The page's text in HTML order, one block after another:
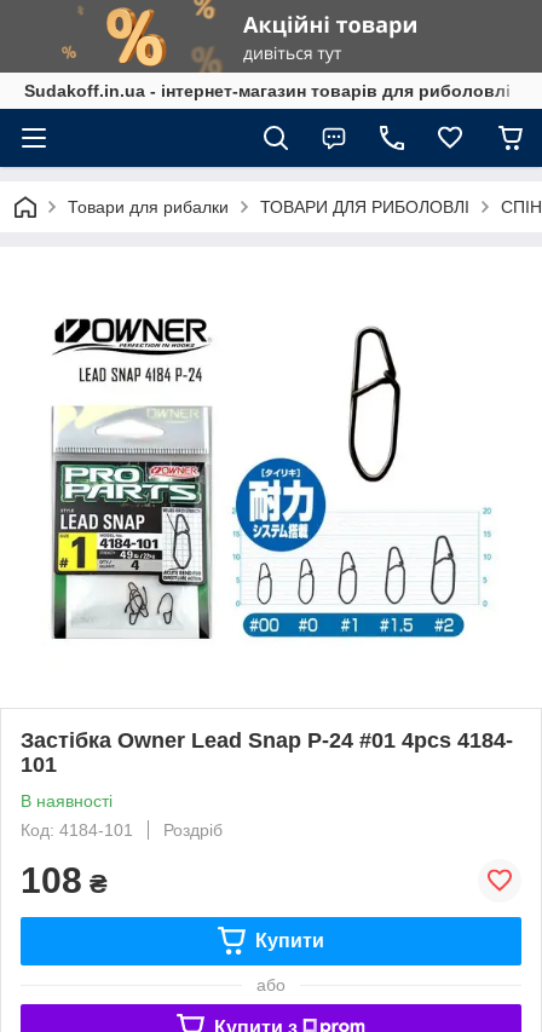
Sudakoff.in.ua - інтернет-магазин товарів для риболовлі
Товари для рибалки ТОВАРИ ДЛЯ РИБОЛОВЛІ
Застібка Owner Lead Snap P-24 #01 4pcs 4184-
101
В наявності
Код: 4184-101
Роздріб
108 ₴
Купити
або
Купити з